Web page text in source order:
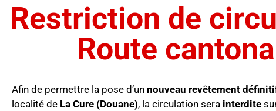
Restriction de
Route
Afin de permettre la pose d’un nouveau revêtement
localité de La Cure (Douane), la circulation sera interdite